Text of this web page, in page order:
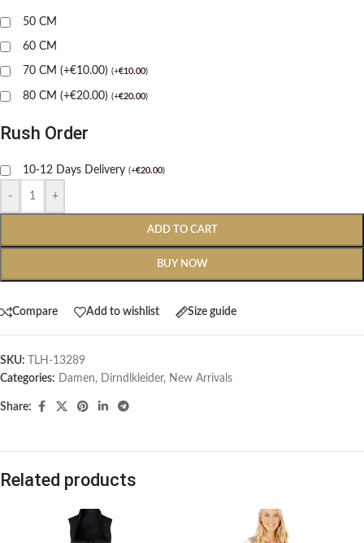
50 CM
60 CM
70 CM (+€10.00) (+€10.00)
80 CM (+€20.00) (+€20.00)
Rush Order
10-12 Days Delivery (+€20.00)
- +
ADD TO CART
BUY NOW
Compare Add to wishlist Size guide
SKU:
TLH-13289
Categories: Damen, Dirndlkleider, New Arrivals
Share:
Related products